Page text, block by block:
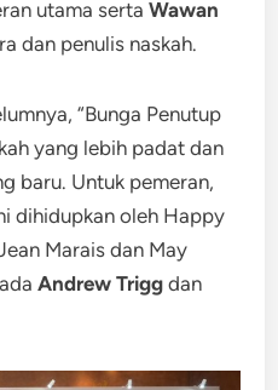
utama sertaWawan
dan penulis naskah.
“Bunga Penutup
yang lebih padat dan
baru. Untuk pemeran,
dihidupkan oleh Happy
Marais dan May
Andrew Trigg dan